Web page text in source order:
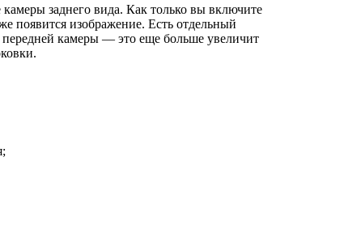
заднего вида. Как только вы включите
появится изображение. Есть отдельный
камеры — это еще больше увеличит